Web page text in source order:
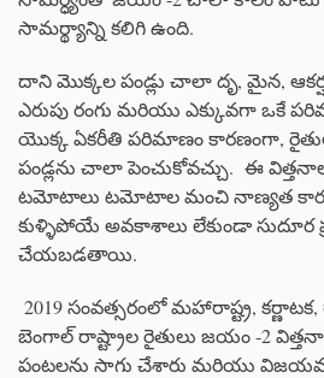
సామర్థ్యాన్ని కలిగి ఉంది.
దాని మొక్కల పండ్లు చాలా దృ, మైన,
ఎరుపు రంగు మరియు ఎక్కువగా ఒకే
యొక్క ఏకరీతి పరిమాణం కారణంగా,
పండ్లను చాలా పెంచుకోవచ్చు. ఈ
టమోటాలు టమోటాల మంచి నాణ్యత
కుళ్ళిపోయే అవకాశాలు లేకుండా సుదూర
చేయబడతాయి.
2019 సంవత్సరంలో మహారాష్ట్ర,
బెంగాల్ రాష్ట్రాల రైతులు జయం -2
పంటలను సాగు చేశారు మరియు